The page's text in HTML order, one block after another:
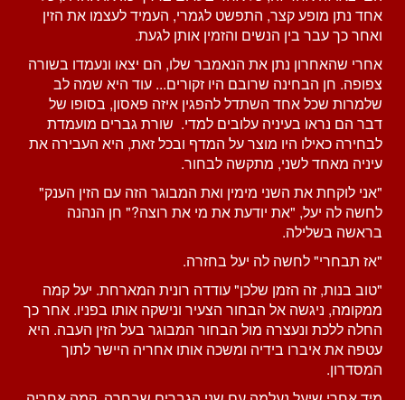
אחד נתן מופע קצר, התפשט לגמרי, העמיד לעצמו את הזין
ואחר כך עבר בין הנשים והזמין אותן לגעת.
אחרי שהאחרון נתן את הנאמבר שלו, הם יצאו ונעמדו בשורה
צפופה. חן הבחינה שרובם היו זקורים... עוד היא שמה לב
שלמרות שכל אחד השתדל להפגין איזה פאסון, בסופו של
דבר הם נראו בעיניה עלובים למדי. שורת גברים מועמדת
לבחירה כאילו היו מוצר על המדף ובכל זאת, היא העבירה את
עיניה מאחד לשני, מתקשה לבחור.
"אני לוקחת את השני מימין ואת המבוגר הזה עם הזין הענק"
לחשה לה יעל, "את יודעת את מי את רוצה?" חן הנהנה
בראשה בשלילה.
"אז תבחרי" לחשה לה יעל בחזרה.
"טוב בנות, זה הזמן שלכן" עודדה רונית המארחת. יעל קמה
ממקומה, ניגשה אל הבחור הצעיר ונישקה אותו בפניו. אחר כך
החלה ללכת ונעצרה מול הבחור המבוגר בעל הזין העבה. היא
עטפה את איברו בידיה ומשכה אותו אחריה היישר לתוך
המסדרון.